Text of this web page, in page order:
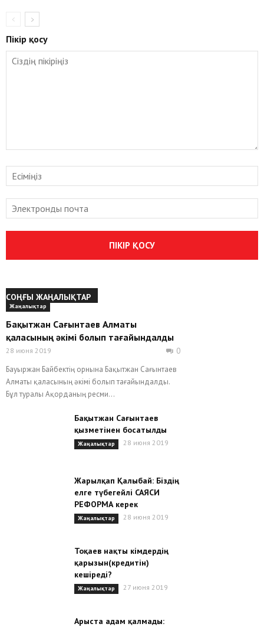
Пікір қосу
СОҢҒЫ ЖАҢАЛЫҚТАР
Жаңалықтар
Бақытжан Сағынтаев Алматы
қаласының әкімі болып тағайындалды
28 июня 2019
0
Бауыржан Байбектің орнына Бақытжан Сағынтаев
Алматы қаласының әкімі болып тағайындалды.
Бұл туралы Ақорданың ресми...
Бақытжан Сағынтаев
қызметінен босатылды
Жаңалықтар 28 июня 2019
Жарылқап Қалыбай: Біздің
елге түбегейлі САЯСИ
РЕФОРМА керек
Жаңалықтар 28 июня 2019
Тоқаев нақты кімдердің
қарызын(кредитін)
кешіреді?
Жаңалықтар 27 июня 2019
Арыста адам қалмады: